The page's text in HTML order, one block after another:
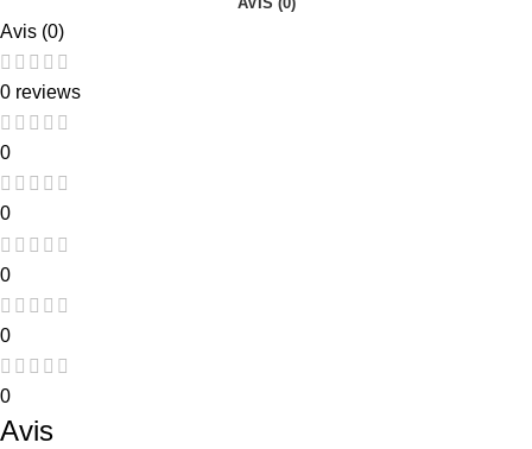
Avis (0)
0 reviews
0
0
0
0
0
Avis